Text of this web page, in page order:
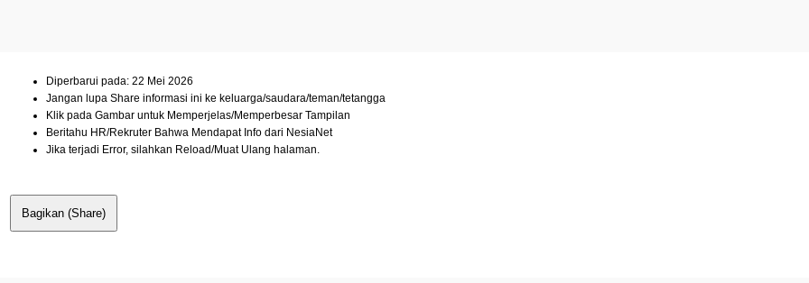
Diperbarui pada: 22 Mei 2026
Jangan lupa Share informasi ini ke keluarga/saudara/teman/tetangga
Klik pada Gambar untuk Memperjelas/Memperbesar Tampilan
Beritahu HR/Rekruter Bahwa Mendapat Info dari NesiaNet
Jika terjadi Error, silahkan Reload/Muat Ulang halaman.
Bagikan (Share)